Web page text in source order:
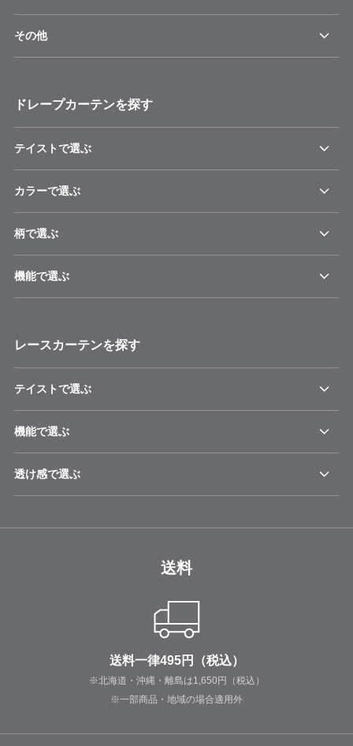
その他
ドレープカーテンを探す
テイストで選ぶ
カラーで選ぶ
柄で選ぶ
機能で選ぶ
レースカーテンを探す
テイストで選ぶ
機能で選ぶ
透け感で選ぶ
送料
送料一律495円（税込）
※北海道・沖縄・離島は1,650円（税込）
※一部商品・地域の場合適用外